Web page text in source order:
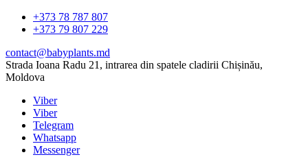
+373 78 787 807
+373 79 807 229
contact@babyplants.md
Strada Ioana Radu 21, intrarea din spatele cladirii Chișinău,
Moldova
Viber
Viber
Telegram
Whatsapp
Messenger